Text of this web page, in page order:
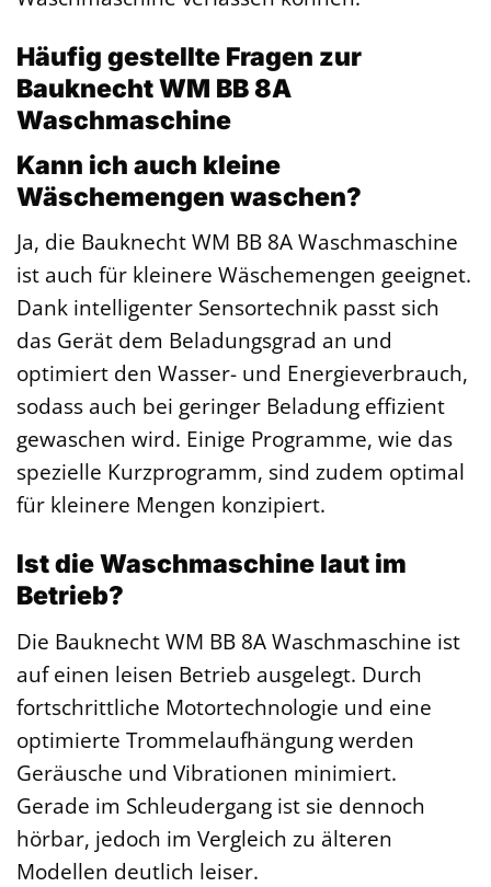
Häufig gestellte Fragen zur
Bauknecht WM BB 8A
Waschmaschine
Kann ich auch kleine
Wäschemengen waschen?
Ja, die Bauknecht WM BB 8A Waschmaschine
ist auch für kleinere Wäschemengen geeignet.
Dank intelligenter Sensortechnik passt sich
das Gerät dem Beladungsgrad an und
optimiert den Wasser- und Energieverbrauch,
sodass auch bei geringer Beladung effizient
gewaschen wird. Einige Programme, wie das
spezielle Kurzprogramm, sind zudem optimal
für kleinere Mengen konzipiert.
Ist die Waschmaschine laut im
Betrieb?
Die Bauknecht WM BB 8A Waschmaschine ist
auf einen leisen Betrieb ausgelegt. Durch
fortschrittliche Motortechnologie und eine
optimierte Trommelaufhängung werden
Geräusche und Vibrationen minimiert.
Gerade im Schleudergang ist sie dennoch
hörbar, jedoch im Vergleich zu älteren
Modellen deutlich leiser.